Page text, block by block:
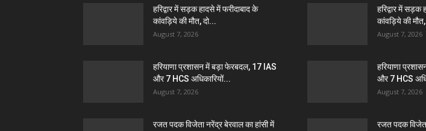
हरिद्वार में सड़क हादसे में फरीदाबाद के
कांवड़िये की मौत, दो...
August 7, 2026
हरियाणा प्रशासन में बड़ा फेरबदल, 17 IAS
और 7 HCS अधिकारियों...
August 7, 2026
रजत पदक विजेता नरेंद्र बेरवाल का हांसी में
हरिद्वार में सड़क
कांवड़िये की
August 7, 2026
हरियाणा
और 7 HCS
August 7, 2026
रजत पदक